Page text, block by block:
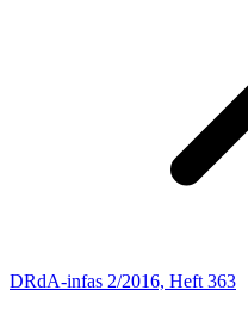
DRdA-infas 2/2016, Heft 363